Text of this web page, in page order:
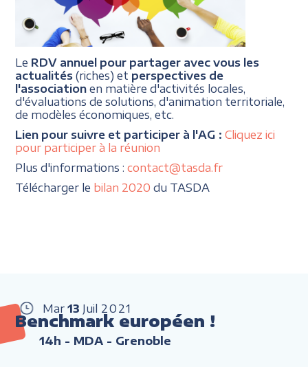
Le RDV annuel pour partager avec vous les
actualités (riches) et perspectives de
l'association en matière d'activités locales,
d'évaluations de solutions, d'animation territoriale,
de modèles économiques, etc.
Lien pour suivre et participer à l'AG :Cliquez ici
pour participer à la réunion
Plus d'informations :contact@tasda.fr
Télécharger le bilan 2020 du TASDA
Mar 13 Juil 2021
Benchmark européen !
14h - MDA - Grenoble